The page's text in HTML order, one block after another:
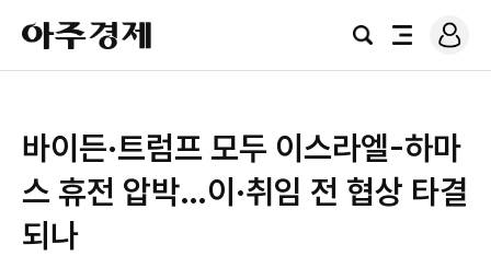
아
주
경
검
전
로
그
바이든·트럼프 모두 이스라엘-하마
스 휴전 압박…이·취임 전 협상 타결
되나